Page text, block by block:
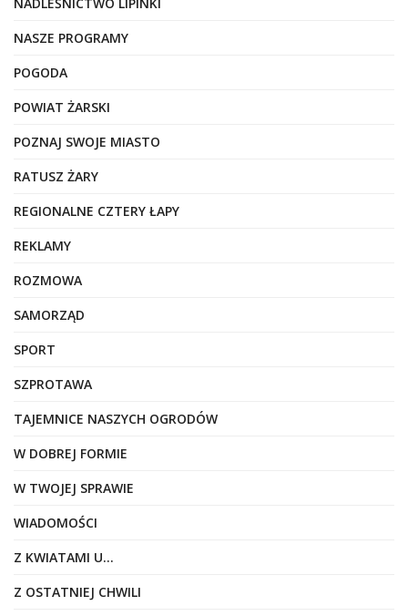
NASZE PROGRAMY
POGODA
POWIAT ŻARSKI
POZNAJ SWOJE MIASTO
RATUSZ ŻARY
REGIONALNE CZTERY ŁAPY
REKLAMY
ROZMOWA
SAMORZĄD
SPORT
SZPROTAWA
TAJEMNICE NASZYCH OGRODÓW
W DOBREJ FORMIE
W TWOJEJ SPRAWIE
WIADOMOŚCI
Z KWIATAMI U…
Z OSTATNIEJ CHWILI